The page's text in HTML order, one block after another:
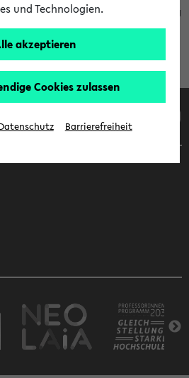
und nicht abhängig
Semester.
Facebook Instagram LinkedIn TikTok
und Technologien.
akzeptieren
Cookies zulassen
Barrierefreiheit